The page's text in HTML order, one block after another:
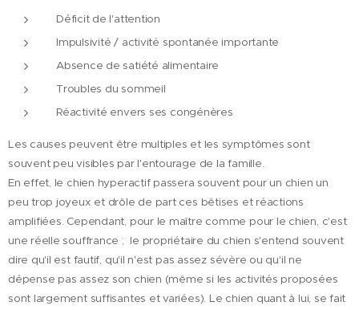
Déficit de l'attention
Impulsivité / activité spontanée importante
Absence de satiété alimentaire
Troubles du sommeil
Réactivité envers ses congénères
Les causes peuvent être multiples et les symptômes sont
souvent peu visibles par l'entourage de la famille.
En effet, le chien hyperactif passera souvent pour un chien un
peu trop joyeux et drôle de part ces bêtises et réactions
amplifiées. Cependant, pour le maître comme pour le chien, c'est
une réelle souffrance ; le propriétaire du chien s'entend souvent
dire qu'il est fautif, qu'il n'est pas assez sévère ou qu'il ne
dépense pas assez son chien (même si les activités proposées
sont largement suffisantes et variées). Le chien quant à lui, se fait